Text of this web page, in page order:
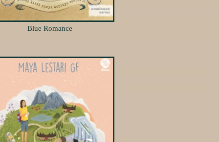
Blue Romance